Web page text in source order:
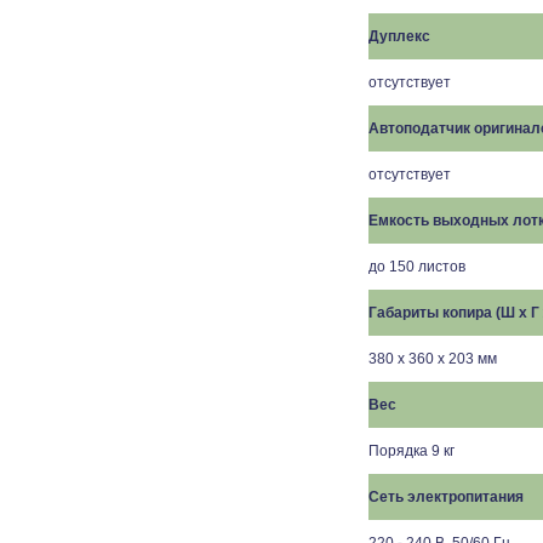
Дуплекс
отсутствует
Автоподатчик
отсутствует
Емкость выходных
до 150 листов
Габариты копира (Ш x
380 x 360 x 203 мм
Вес
Порядка 9 кг
Сеть электропитания